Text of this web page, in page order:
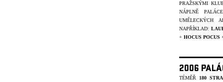
PRAŽSKÝMI
NÁPLNĚ
UMĚLECKÝCH
NAPŘÍKLAD:
+ HOCUS POCUS
2006
TÉMĚŘ 180